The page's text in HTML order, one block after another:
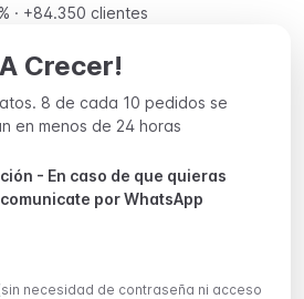
· +84.350 clientes
Crecer!
8 de cada 10 pedidos se
en menos de 24 horas
- En caso de que quieras
por WhatsApp
necesidad de contraseña ni acceso